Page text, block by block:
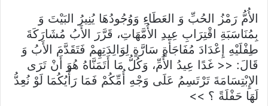
الأُمُّ رَمْزُ الحُبِّ وَ العَطَاءِ وَوُجُودُهَا يُنِيرُ البَيْتَ وَ
بِمُنَاسَبَةِ اقْتِرَابِ عِيدِ الأُمَّهَاتِ، قَرَّرَ الأَبُ مُشَارَكَةَ
طِفْلَيْهِ إِعْدَادَ مُفَاجَأَةٍ سَارَّةٍ لِوَالِدَتِهِمْ فَتَقَدَّمَ الأَبُ وَ
قَالَ: << غَدًا عِيدُ الأُمِّ، وَكُلُّ مَا أَتَمَنَّاهُ هُوَ أَنْ تَرَى
الإِبْتِسَامَةَ تَرْتَسِمُ عَلَى وَجْهِ أُمِّكُمْ فَمَا رَأْيُكُمَا لَوْ نُعِدُّ
لَهَا حَفْلَةً ؟ >>